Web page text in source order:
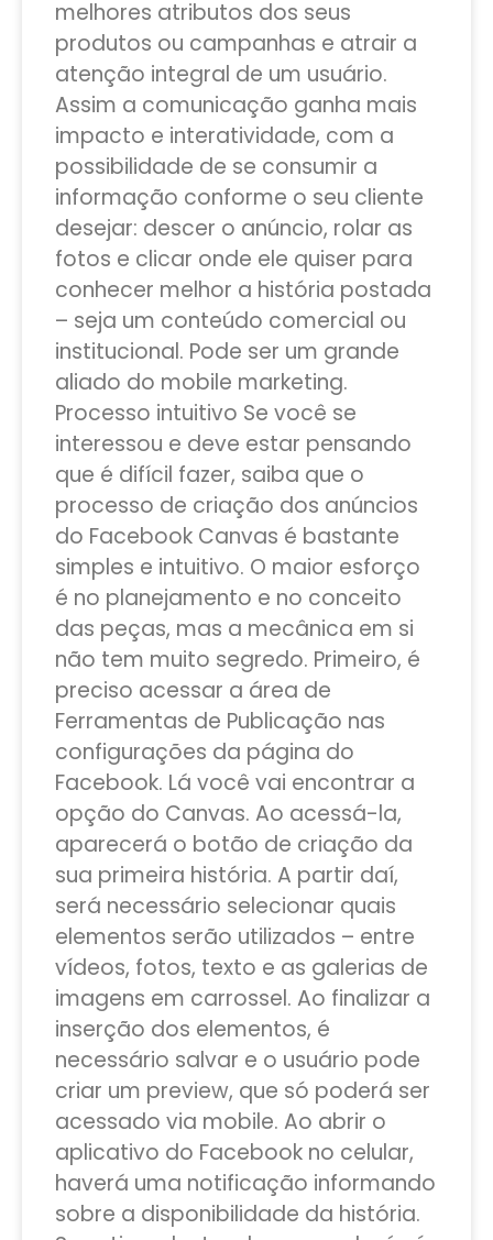
melhores atributos dos seus
produtos ou campanhas e atrair a
atenção integral de um usuário.
Assim a comunicação ganha mais
impacto e interatividade, com a
possibilidade de se consumir a
informação conforme o seu cliente
desejar: descer o anúncio, rolar as
fotos e clicar onde ele quiser para
conhecer melhor a história postada
– seja um conteúdo comercial ou
institucional. Pode ser um grande
aliado do mobile marketing.
Processo intuitivo Se você se
interessou e deve estar pensando
que é difícil fazer, saiba que o
processo de criação dos anúncios
do Facebook Canvas é bastante
simples e intuitivo. O maior esforço
é no planejamento e no conceito
das peças, mas a mecânica em si
não tem muito segredo. Primeiro, é
preciso acessar a área de
Ferramentas de Publicação nas
configurações da página do
Facebook. Lá você vai encontrar a
opção do Canvas. Ao acessá-la,
aparecerá o botão de criação da
sua primeira história. A partir daí,
será necessário selecionar quais
elementos serão utilizados – entre
vídeos, fotos, texto e as galerias de
imagens em carrossel. Ao finalizar a
inserção dos elementos, é
necessário salvar e o usuário pode
criar um preview, que só poderá ser
acessado via mobile. Ao abrir o
aplicativo do Facebook no celular,
haverá uma notificação informando
sobre a disponibilidade da história.